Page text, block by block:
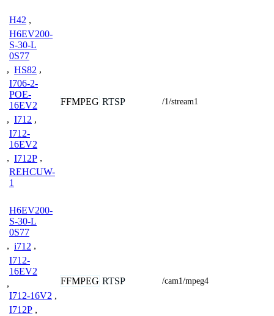
H42 ,
H6EV200-
S-30-L
0S77
, HS82 ,
I706-2-
POE-
16EV2
, I712 ,
I712-
16EV2
, I712P ,
REHCUW-
1
FFMPEG RTSP /1/stream1
H6EV200-
S-30-L
0S77
, i712 ,
I712-
16EV2
,
I712-16V2 ,
I712P ,
FFMPEG RTSP /cam1/mpeg4